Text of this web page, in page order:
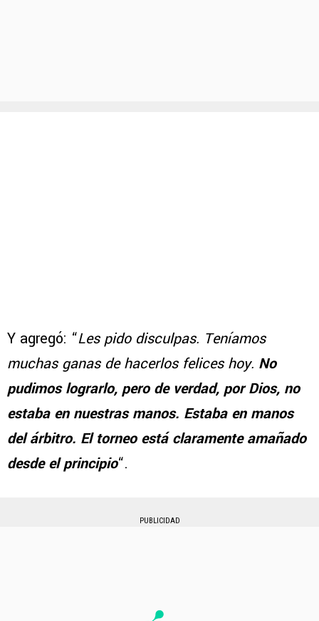
Y agregó: “Les pido disculpas. Teníamos
muchas ganas de hacerlos felices hoy. No
pudimos lograrlo, pero de verdad, por Dios, no
estaba en nuestras manos. Estaba en manos
del árbitro. El torneo está claramente amañado
desde el principio“.
PUBLICIDAD